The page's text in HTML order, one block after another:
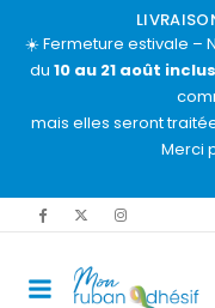
☀️ Fermeture estivale –
du 10 au 21 août inclus
mais elles seront
Merci